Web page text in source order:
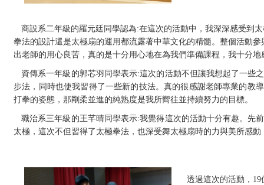
商設系二年級的羅元廷同學認為:在這次的活動中，我深深感受到
拳法的設計還是太極扇的運用都流露著中華文化的精髓。整個活動參
出老師的用心良苦，真的是十分用心地在為我們準備課程，我十分地
資傳系一年級的郭芯羽同學表示:這次的活動不但讓我想起了一些
步法，同時也使我習得了一些新的技法。真的很感謝老師專業的教
打拳的姿態，那剛柔並進的純熟度是我所嚮往並持續努力的目標。
職治系三年級的王芊晴同學表示:我覺得這次的活動十分有趣。先
太極，這次不但習得了太極拳法，也深受舞太極扇時的力與美所感
透過這次的活動， 19